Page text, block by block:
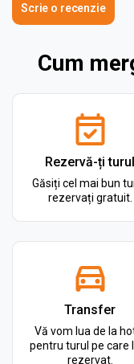
Scrie o recenzie
Cum
Rezervă-ți turul
Găsiți cel mai bun
rezervați gratuit.
Transfer
Vă vom lua de la
pentru turul pe care
rezervat.